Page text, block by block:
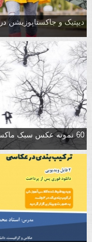
دیپتیک و جاکستا‌پوزیشن
60 نمونه عکس سبک ماکسیمالیسم